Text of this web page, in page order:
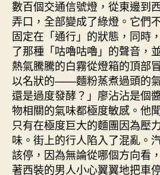
數百個交通信號燈，從東邊到
弄口，全部變成了綠燈。它們
固定在「通行」的狀態，同時
了那種「咕嚕咕嚕」的聲音，
熱氣騰騰的白霧從燈箱的頂部
以名狀的——麵粉蒸煮過頭的
還是過度發酵？」廖沾沾是個
物相關的氣味都極度敏感。他
只有在極度巨大的麵團因為壓
味。街上的行人陷入了混亂。
該停，因為無論從哪個方向看
著西裝的男人小心翼翼地把車